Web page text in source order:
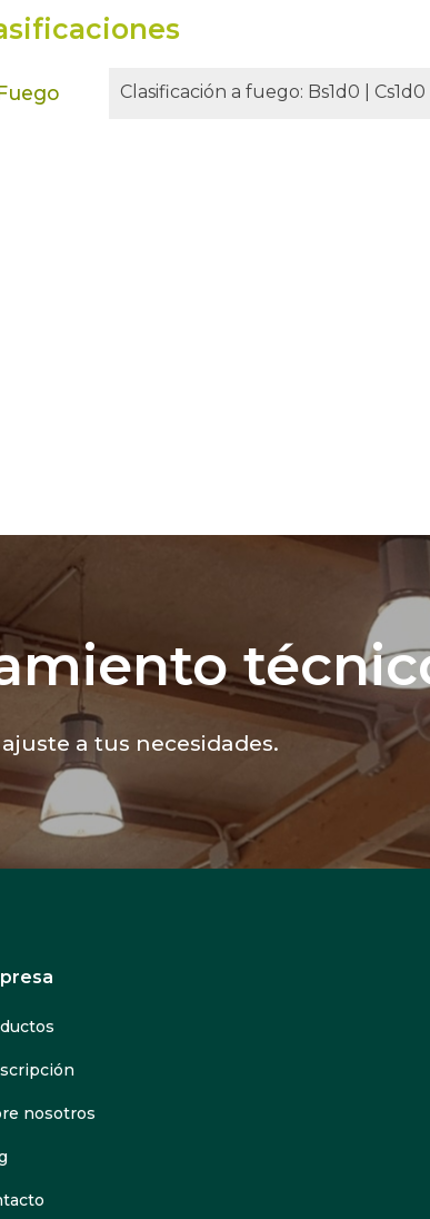
Clasificación a fuego: Bs1d0 | Cs1d0
a tus necesidades.
nosotros